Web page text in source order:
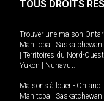
TOUS DROITS
Trouver une maison
Manitoba
Saskatchewan
Territoires du Nord-Ouest
Yukon
Nunavut.
Maisons à louer - Ontario
Manitoba
Saskatchewan